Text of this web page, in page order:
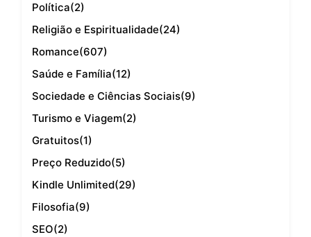
Política(2)
Religião e Espiritualidade(24)
Romance(607)
Saúde e Família(12)
Sociedade e Ciências Sociais(9)
Turismo e Viagem(2)
Gratuitos(1)
Preço Reduzido(5)
Kindle Unlimited(29)
Filosofia(9)
SEO(2)